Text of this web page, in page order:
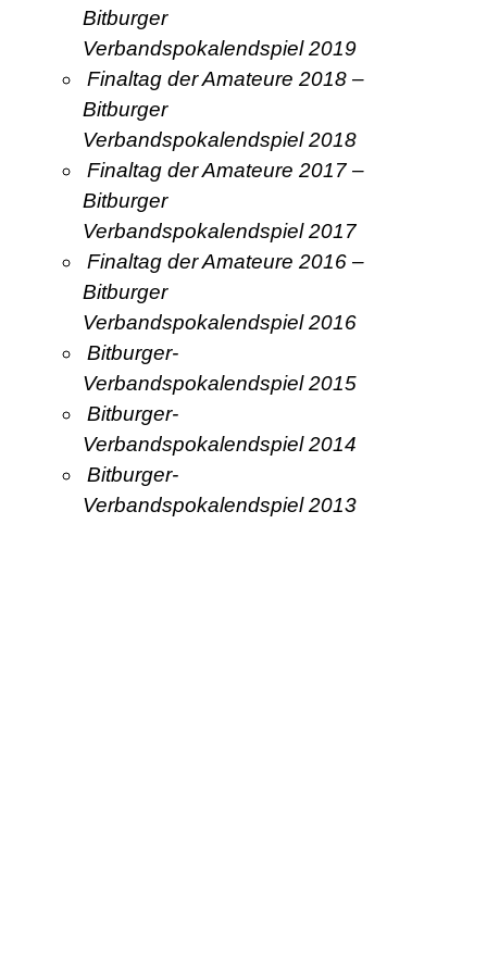
Bitburger
Verbandspokalendspiel 2019
Finaltag der Amateure 2018 –
Bitburger
Verbandspokalendspiel 2018
Finaltag der Amateure 2017 –
Bitburger
Verbandspokalendspiel 2017
Finaltag der Amateure 2016 –
Bitburger
Verbandspokalendspiel 2016
Bitburger-
Verbandspokalendspiel 2015
Bitburger-
Verbandspokalendspiel 2014
Bitburger-
Verbandspokalendspiel 2013